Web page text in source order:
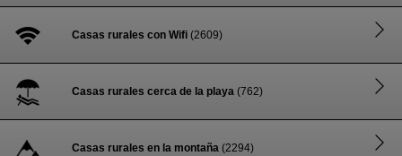
Casas rurales con Wifi (2609)
Casas rurales cerca de la playa (762)
Casas rurales en la montaña (2294)